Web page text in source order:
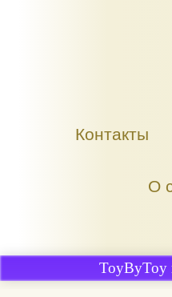
Контакты
О
ToyByToy